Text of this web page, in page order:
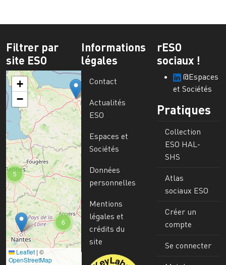
Filtrer par
site ESO
6
5
+
−
Leaflet | ©
OpenStreetMap
Informations
légales
Contact
Actualités
ESO
Espaces et
Sociétés
Données
personnelles
Mentions
légales et
crédits du
site
Image
rESO
sociaux !
@Espaces
et Sociétés
Pratiques
Collection
ESO HAL-
SHS
Atlas
sociaux ESO
Créer un
compte
Se connecter